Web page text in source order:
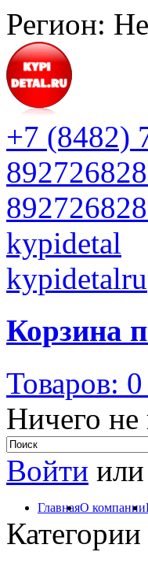
Регион:
+7 (8482)
kypidetal
kypidetalru
Корзина
Товаров:
Ничего не
Войти или
ГлавнаяО компании
Категории